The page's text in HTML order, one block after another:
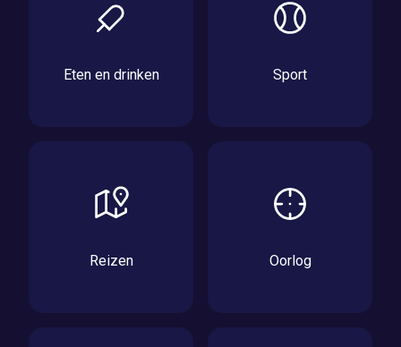
Eten en drinken Sport
Reizen Oorlog